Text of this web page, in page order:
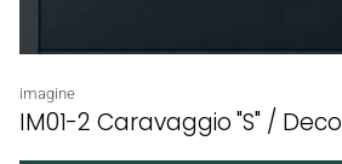
Proveedor:
imagine
IM01-2 Caravaggio "S" / Deco